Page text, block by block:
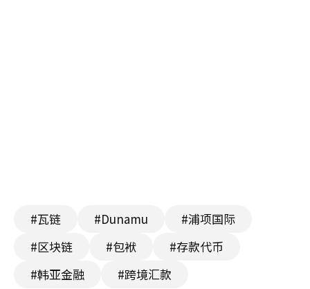
#瓦链 #Dunamu
#浦项国际
#区块链
#包袱
#存款代币
#韩亚金融
#跨境汇款